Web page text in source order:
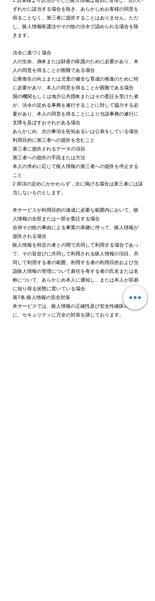
ずれかに該当する場合を除き、あらかじめお客様の同意を
得ることなく、第三者に提供することはありません。ただ
し、個人情報保護法やその他の法令で認められる場合を除
きます。
法令に基づく場合
人の生命、身体または財産の保護のために必要があり、本
人の同意を得ることが困難である場合
公衆衛生の向上または児童の健全な育成の推進のために特
に必要があり、本人の同意を得ることが困難である場合
国の機関もしくは地方公共団体またはその委託を受けた者
が、法令の定める事務を遂行することに対して協力する必
要があり、本人の同意を得ることにより当該事務の遂行に
支障を及ぼすおそれがある場合
あらかじめ、次の事項を告知あるいは公表をしている場合
利用目的に第三者への提供を含むこと
第三者に提供されるデータの項目
第三者への提供の手段または方法
本人の求めに応じて個人情報の第三者への提供を停止する
こと
2.前項の定めにかかわらず，次に掲げる場合は第三者には該
当しないものとします。
本サービスが利用目的の達成に必要な範囲内において、個
人情報の全部または一部を委託する場合
合併その他の事由による事業の承継に伴って、個人情報が
提供される場合
個人情報を特定の者との間で共同して利用する場合であっ
て、その旨並びに共同して利用される個人情報の項目、共
同して利用する者の範囲、利用する者の利用目的および当
該個人情報の管理について責任を有する者の氏名または名
称について、あらかじめ本人に通知し、または本人が容易
に知り得る状態に置いている場合
第7条 個人情報の安全対策
本サービスでは、個人情報の正確性及び安全性確保のため
に、セキュリティに万全の対策を講じております。